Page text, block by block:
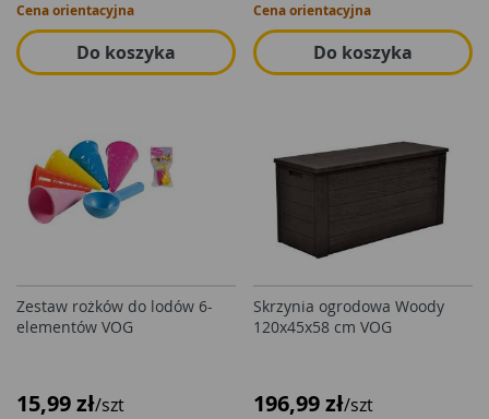
Cena orientacyjna
Do koszyka
Cena orientacyjna
Do koszyka
Zestaw rożków do lodów 6-
elementów VOG
15,99 zł/szt
Skrzynia ogrodowa Woody
120x45x58 cm VOG
196,99 zł/szt